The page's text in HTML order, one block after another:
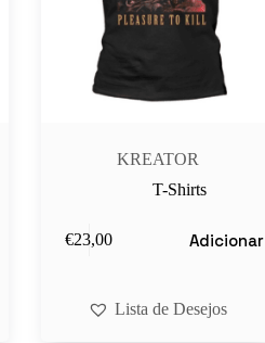
KREATOR
T-Shirts
€23,00 Adicionar
Lista de Desejos